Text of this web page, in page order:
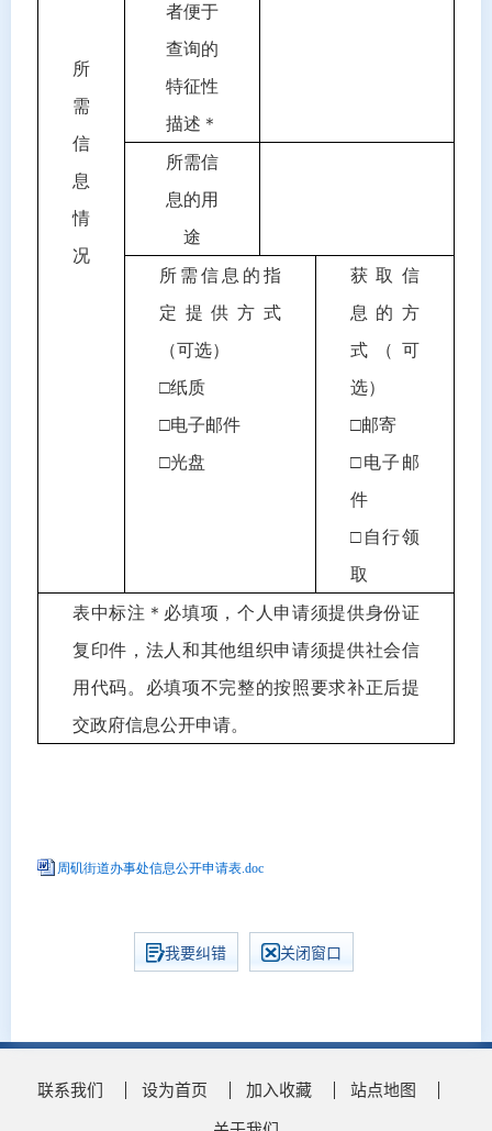
所
需
信
息
情
况
者便于
查询的
特征性
描述＊
所需信
息的用
途
所需信息的指
定提供方式
（可选）
□纸质
□电子邮件
□光盘
获取信
息的方
式（可
选）
□邮寄
□电子邮
件
□ 自行领
取
表中标注＊必填项，个人申请须提供身份证
复印件，法人和其他组织申请须提供社会信
用代码。必填项不完整的按照要求补正后提
交政府信息公开申请。
周矶街道办事处信息公开申请表.doc
我要纠错 关闭窗口
联系我们 设为首页 加入收藏
站点地图